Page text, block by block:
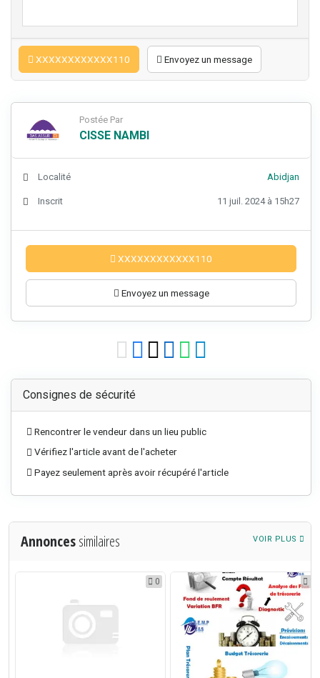
XXXXXXXXXXXX110 Envoyez un message
Postée Par
CISSE NAMBI
Localité Abidjan
Inscrit 11 juil. 2024 à 15h27
XXXXXXXXXXXX110
Envoyez un message
Consignes de sécurité
Rencontrer le vendeur dans un lieu public
Vérifiez l'article avant de l'acheter
Payez seulement après avoir récupéré l'article
Annoncessimilaires VOIR PLUS
0